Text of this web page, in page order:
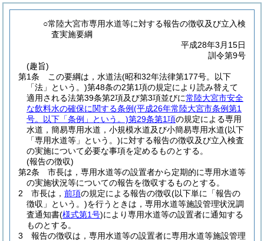
○常陸大宮市専用水道等に対する報告の徴収及び立入検
査実施要綱
平成28年3月15日
訓令第9号
(趣旨)
第1条
この要綱は，水道法(昭和32年法律第177号。以下
「法」という。)第48条の2第1項の規定により読み替えて
適用される法第39条第2項及び第3項並びに常陸大宮市安全
な飲料水の確保に関する条例(平成26年常陸大宮市条例第1
号。以下「条例」という。)第29条第1項の規定による専用
水道，簡易専用水道，小規模水道及び小簡易専用水道(以下
「専用水道等」という。)に対する報告の徴収及び立入検査
の実施について必要な事項を定めるものとする。
(報告の徴収)
第2条
市長は，専用水道等の設置者から定期的に専用水道等
の実施状況等についての報告を徴収するものとする。
2
市長は， 前項の規定による報告の徴収(以下単に「報告の
徴収」という。)を行うときは，専用水道等施設管理状況調
査通知書(様式第1号)により専用水道等の設置者に通知する
ものとする。
3
報告の徴収は，専用水道等の設置者に専用水道等施設管理